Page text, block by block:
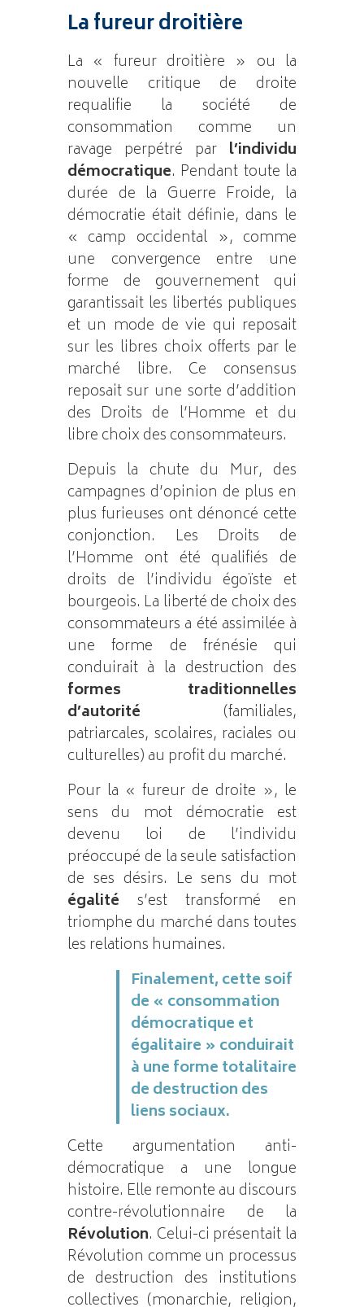
La fureur droitière
La « fureur droitière » ou la
nouvelle critique de droite
requalifie la société de
consommation comme un
ravage perpétré par l’individu
démocratique. Pendant toute la
durée de la Guerre Froide, la
démocratie était définie, dans le
« camp occidental », comme
une convergence entre une
forme de gouvernement qui
garantissait les libertés publiques
et un mode de vie qui reposait
sur les libres choix offerts par le
marché libre. Ce consensus
reposait sur une sorte d’addition
des Droits de l’Homme et du
libre choix des consommateurs.
Depuis la chute du Mur, des
campagnes d’opinion de plus en
plus furieuses ont dénoncé cette
conjonction. Les Droits de
l’Homme ont été qualifiés de
droits de l’individu égoïste et
bourgeois. La liberté de choix des
consommateurs a été assimilée à
une forme de frénésie qui
conduirait à la destruction des
formes traditionnelles
d’autorité (familiales,
patriarcales, scolaires, raciales ou
culturelles) au profit du marché.
Pour la « fureur de droite », le
sens du mot démocratie est
devenu loi de l’individu
préoccupé de la seule satisfaction
de ses désirs. Le sens du mot
égalité s’est transformé en
triomphe du marché dans toutes
les relations humaines.
Finalement, cette soif
de « consommation
démocratique et
égalitaire » conduirait
à une forme totalitaire
de destruction des
liens sociaux.
Cette argumentation anti-
démocratique a une longue
histoire. Elle remonte au discours
contre-révolutionnaire de la
Révolution. Celui-ci présentait la
Révolution comme un processus
de destruction des institutions
collectives (monarchie, religion,